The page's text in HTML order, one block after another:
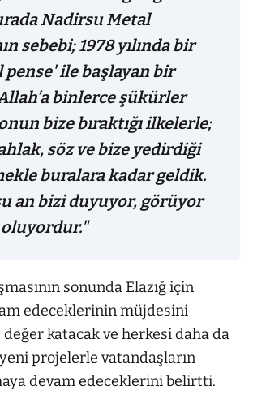
Nadirsu Metal
sebebi; 1978 yılında bir
pense' ile başlayan bir
binlerce şükürler
bize bıraktığı ilkelerle;
söz ve bize yedirdiği
buralara kadar geldik.
an bizi duyuyor, görüyor
sonunda Elazığ için
edeceklerinin müjdesini
katacak ve herkesi daha da
projelerle vatandaşların
devam edeceklerini belirtti.